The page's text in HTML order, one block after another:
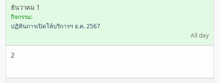
ธันวาคม 1
กิจกรรม:
ปฏิทินการเปิดให้บริการฯ ธ.ค. 2567
All day
2